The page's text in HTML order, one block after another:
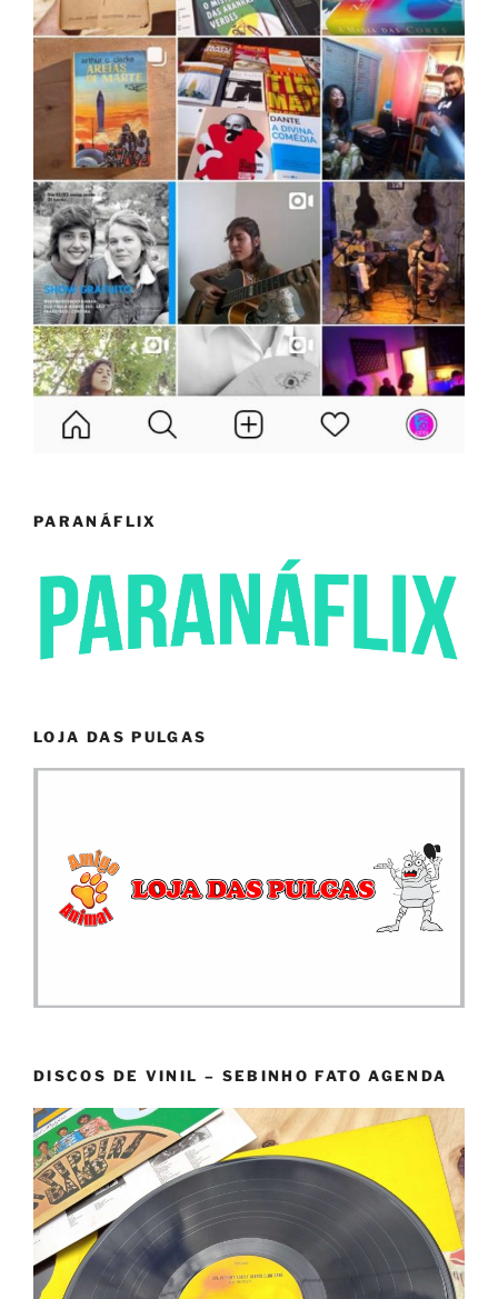
PARANÁFLIX
LOJA DAS PULGAS
DISCOS DE VINIL – SEBINHO FATO AGENDA